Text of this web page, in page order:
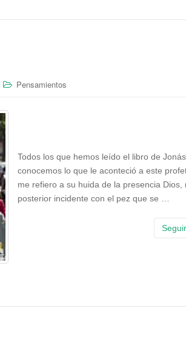
Pensamientos
Todos los que hemos leído el libro de
conocemos lo que le aconteció a este
me refiero a su huida de la presencia Dios,
posterior incidente con el pez que se …